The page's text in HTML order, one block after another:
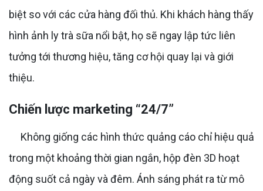
biệt so với các cửa hàng đối thủ. Khi khách hàng thấy
hình ảnh ly trà sữa nổi bật, họ sẽ ngay lập tức liên
tưởng tới thương hiệu, tăng cơ hội quay lại và giới
thiệu.
Chiến lược marketing “24/7”
Không giống các hình thức quảng cáo chỉ hiệu quả
trong một khoảng thời gian ngắn, hộp đèn 3D hoạt
động suốt cả ngày và đêm. Ánh sáng phát ra từ mô